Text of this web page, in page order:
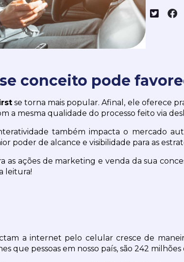
conceito pode
se torna mais popular. Afinal, ele oferece
a mesma qualidade do processo feito via
também impacta o mercado
poder de alcance e visibilidade para as
as ações de marketing e venda da sua
leitura!
a internet pelo celular cresce de
que pessoas em nosso país, são 242